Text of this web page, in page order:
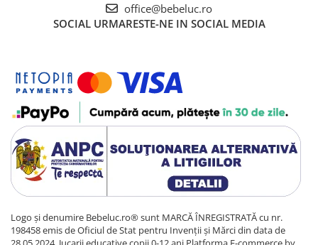
Produse de Curatenie
Jucarii exterior
Trotinete copii
Jucarii curte
Leagane copii
Karturi copii
Trambulina copii
office@bebeluc.ro
SOCIAL URMARESTE-NE IN SOCIAL MEDIA
Logo și denumire Bebeluc.ro® sunt MARCĂ ÎNREGISTRATĂ cu nr.
198458 emis de Oficiul de Stat pentru Invenții și Mărci din data de